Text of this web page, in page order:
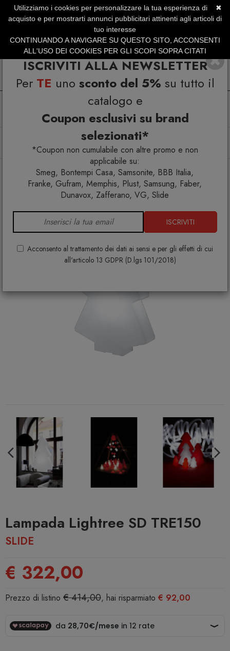
ISCRIVITI ALLA NEWSLETTER
Per TE uno sconto del 5% su tutto il
catalogo e
Coupon esclusivi su brand
selezionati*
*Coupon non cumulabile con altre promo e non
applicabile su:
Smeg, Bontempi Casa, Samsonite, BBB Italia,
Franke, Gufram, Memphis, Plust, Samsung, Faber,
Dunavox, Zafferano, VG, Slide
ISCRIVITI
Acconsento al trattamento dei dati ai sensi e per gli effetti di cui
all'articolo 13 GDPR (D.lgs 101/2018)
SERVIZIO CLIENTI +39.0773.470.562
SUMMER SALES | Fino al 31 Agosto
Illuminazione Arredo esterno
Lampade da terra
Lampada Lightree SD TRE150
Lampada Lightree SD TRE150
SLIDE
€ 322,00
Prezzo di listino € 414,00, hai risparmiato € 92,00
✖
Utilizziamo i cookies per personalizzare la tua esperienza di
acquisto e per mostrarti annunci pubblicitari attinenti agli articoli di
tuo interesse
CONTINUANDO A NAVIGARE SU QUESTO SITO, ACCONSENTI
ALL'USO DEI COOKIES PER GLI SCOPI SOPRA CITATI